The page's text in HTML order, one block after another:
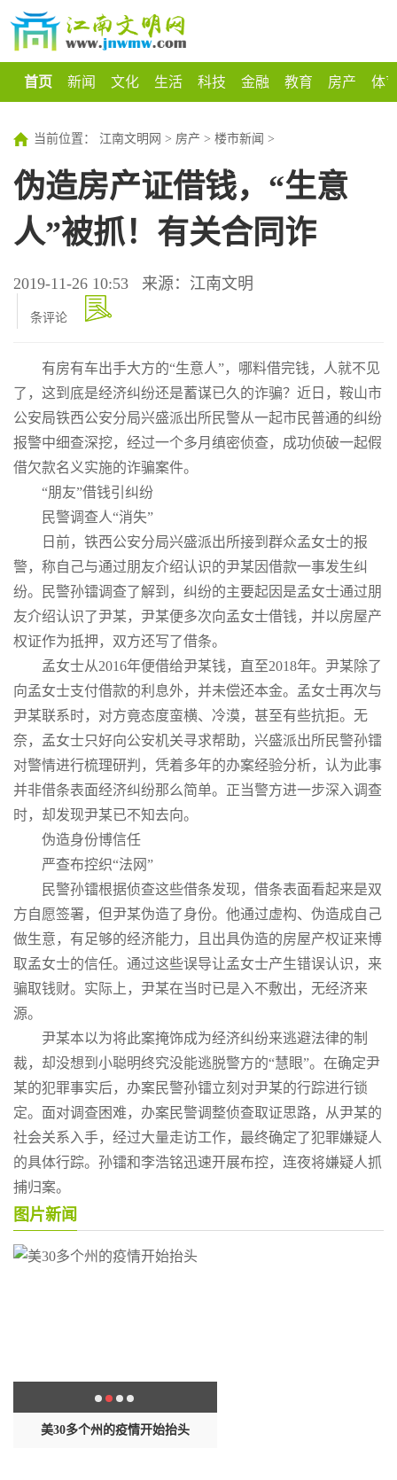
首页 新闻 文化 生活 科技 金融 教育 房产 体
当前位置： 江南文明网 > 房产 > 楼市新闻 >
伪造房产证借钱，“生意
人”被抓！有关合同诈
2019-11-26 10:53 来源：江南文明
条评论
有房有车出手大方的“生意人”，哪料借完钱，人就不见
了，这到底是经济纠纷还是蓄谋已久的诈骗？近日，鞍山市
公安局铁西公安分局兴盛派出所民警从一起市民普通的纠纷
报警中细查深挖，经过一个多月缜密侦查，成功侦破一起假
借欠款名义实施的诈骗案件。
“朋友”借钱引纠纷
民警调查人“消失”
日前，铁西公安分局兴盛派出所接到群众孟女士的报
警，称自己与通过朋友介绍认识的尹某因借款一事发生纠
纷。民警孙镭调查了解到，纠纷的主要起因是孟女士通过朋
友介绍认识了尹某，尹某便多次向孟女士借钱，并以房屋产
权证作为抵押，双方还写了借条。
孟女士从2016年便借给尹某钱，直至2018年。尹某除了
向孟女士支付借款的利息外，并未偿还本金。孟女士再次与
尹某联系时，对方竟态度蛮横、冷漠，甚至有些抗拒。无
奈，孟女士只好向公安机关寻求帮助，兴盛派出所民警孙镭
对警情进行梳理研判，凭着多年的办案经验分析，认为此事
并非借条表面经济纠纷那么简单。正当警方进一步深入调查
时，却发现尹某已不知去向。
伪造身份博信任
严查布控织“法网”
民警孙镭根据侦查这些借条发现，借条表面看起来是双
方自愿签署，但尹某伪造了身份。他通过虚构、伪造成自己
做生意，有足够的经济能力，且出具伪造的房屋产权证来博
取孟女士的信任。通过这些误导让孟女士产生错误认识，来
骗取钱财。实际上，尹某在当时已是入不敷出，无经济来
源。
尹某本以为将此案掩饰成为经济纠纷来逃避法律的制
裁，却没想到小聪明终究没能逃脱警方的“慧眼”。在确定尹
某的犯罪事实后，办案民警孙镭立刻对尹某的行踪进行锁
定。面对调查困难，办案民警调整侦查取证思路，从尹某的
社会关系入手，经过大量走访工作，最终确定了犯罪嫌疑人
的具体行踪。孙镭和李浩铭迅速开展布控，连夜将嫌疑人抓
捕归案。
图片新闻
美30多个州的疫情开始抬头